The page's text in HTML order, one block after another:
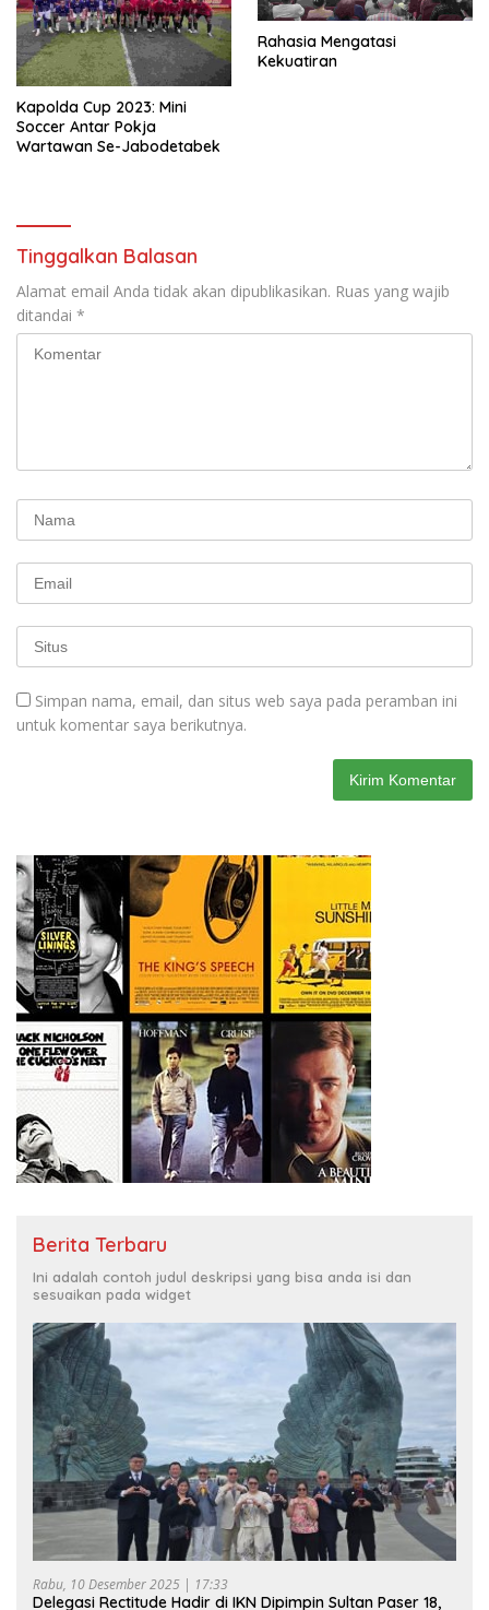
Kapolda Cup 2023: Mini
Soccer Antar Pokja
Wartawan Se-Jabodetabek
Rahasia Mengatasi
Kekuatiran
Tinggalkan Balasan
Alamat email Anda tidak akan dipublikasikan. Ruas yang wajib
ditandai *
Simpan nama, email, dan situs web saya pada peramban ini
untuk komentar saya berikutnya.
Berita Terbaru
Ini adalah contoh judul deskripsi yang bisa anda isi dan
sesuaikan pada widget
Rabu, 10 Desember 2025 | 17:33
Delegasi Rectitude Hadir di IKN Dipimpin Sultan Paser 18,